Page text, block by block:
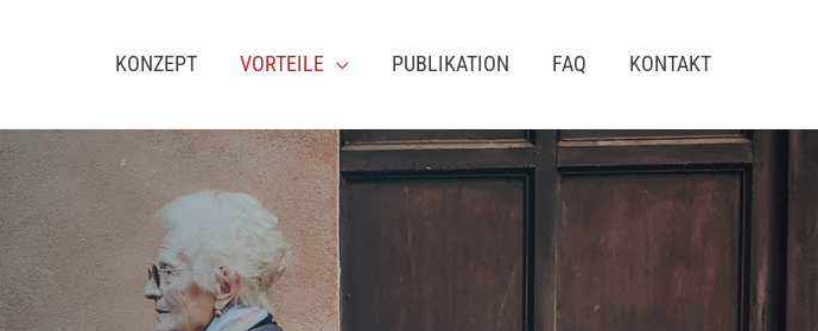
KONZEPT VORTEILE PUBLIKATION FAQ KONTAKT